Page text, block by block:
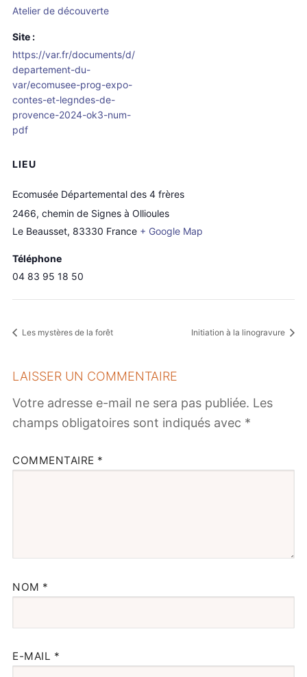
Atelier de découverte
Site :
https://var.fr/documents/d/
departement-du-
var/ecomusee-prog-expo-
contes-et-legndes-de-
provence-2024-ok3-num-
pdf
LIEU
Ecomusée Départemental des 4 frères
2466, chemin de Signes à Ollioules
Le Beausset, 83330 France + Google Map
Téléphone
04 83 95 18 50
Les mystères de la forêt Initiation à la linogravure
LAISSER UN COMMENTAIRE
Votre adresse e-mail ne sera pas publiée. Les
champs obligatoires sont indiqués avec *
COMMENTAIRE *
NOM *
E-MAIL *